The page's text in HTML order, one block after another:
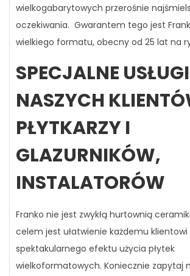
wielkogabarytowych przerośnie
oczekiwania. Gwarantem tego jest
wielkiego formatu, obecny od 25 lat na
SPECJALNE
NASZYCH
PŁYTKARZY I
GLAZURNIKÓW,
INSTALATORÓW
Franko nie jest zwykłą hurtownią
celem jest ułatwienie każdemu
spektakularnego efektu użycia płytek
wielkoformatowych. Koniecznie zapytaj